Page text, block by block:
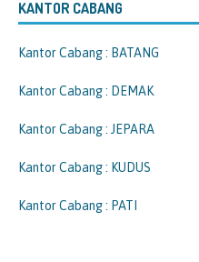
KANTOR CABANG
Kantor Cabang : BATANG
Kantor Cabang : DEMAK
Kantor Cabang : JEPARA
Kantor Cabang : KUDUS
Kantor Cabang : PATI